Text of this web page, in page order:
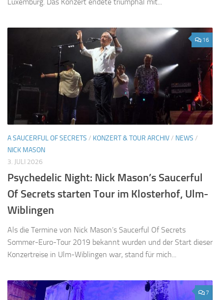
16
A SAUCERFUL OF SECRETS / KONZERT & TOUR ARCHIV/ NEWS /
NICK MASON
3. JULI 2026
Psychedelic Night: Nick Mason’s Saucerful
Of Secrets starten Tour im Klosterhof, Ulm-
Wiblingen
Als die Termine von Nick Mason’s Saucerful Of Secrets
Sommer-Euro-Tour 2019 bekannt wurden und der Start dieser
Konzertreise in Ulm-Wiblingen war, stand für mich...
7